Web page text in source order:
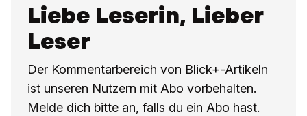
Liebe Leserin, Lieber
Leser
Der Kommentarbereich von Blick+-Artikeln
ist unseren Nutzern mit Abo vorbehalten.
Melde dich bitte an, falls du ein Abo hast.